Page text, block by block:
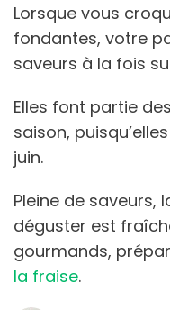
Lorsque vous
fondantes, votre
saveurs à la fois
Elles font partie
saison,
juin.
Pleine de saveurs,
déguster est
gourmands,
la fraise.